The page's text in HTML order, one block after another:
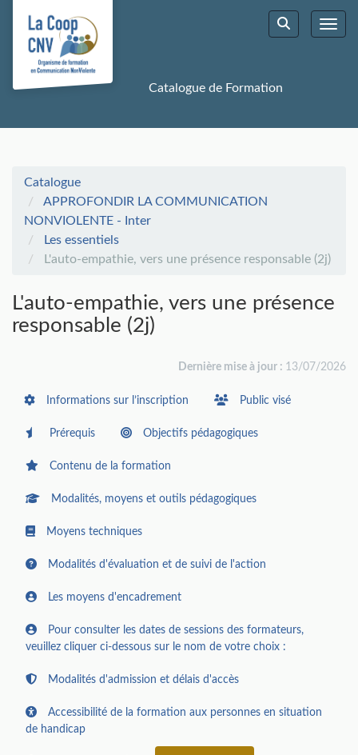
Aller au menu principal
Aller au contenu principal
Personnaliser l'interface
Rechercher
Catalogue de Formation
Catalogue
APPROFONDIR LA COMMUNICATION
NONVIOLENTE - Inter
Les essentiels
L'auto-empathie, vers une présence responsable (2j)
L'auto-empathie, vers une présence
responsable (2j)
Dernière mise à jour : 13/07/2026
Informations sur l’inscription Public visé
Prérequis Objectifs pédagogiques
Contenu de la formation
Modalités, moyens et outils pédagogiques
Moyens techniques
Modalités d'évaluation et de suivi de l'action
Les moyens d'encadrement
Pour consulter les dates de sessions des formateurs,
veuillez cliquer ci-dessous sur le nom de votre choix :
Modalités d'admission et délais d'accès
Accessibilité de la formation aux personnes en situation
de handicap